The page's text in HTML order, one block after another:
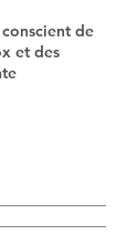
de
et des